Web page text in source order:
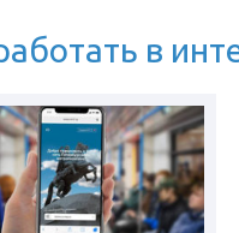
в